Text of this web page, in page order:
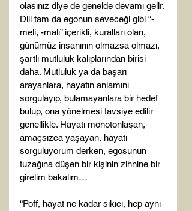
olasınız diye de genelde devamı gelir.
Dili tam da egonun seveceği gibi “-
meli, -malı” içerikli, kuralları olan,
günümüz insanının olmazsa olmazı,
şartlı mutluluk kalıplarından birisi
daha. Mutluluk ya da başarı
arayanlara, hayatın anlamını
sorgulayıp, bulamayanlara bir hedef
bulup, ona yönelmesi tavsiye edilir
genellikle. Hayatı monotonlaşan,
amaçsızca yaşayan, hayatı
sorguluyorum derken, egosunun
tuzağına düşen bir kişinin zihnine bir
girelim bakalım…
“Poff, hayat ne kadar sıkıcı, hep aynı